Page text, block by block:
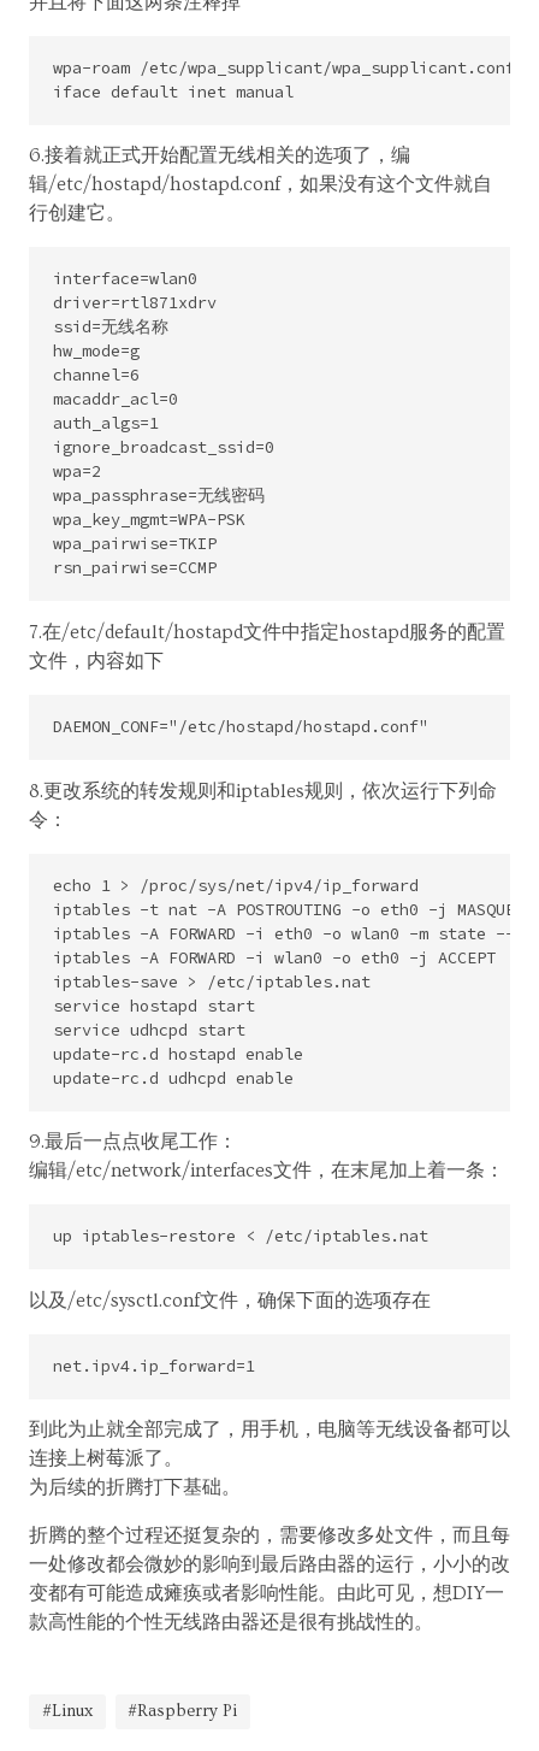
wpa-roam /etc/wpa_supplicant/wpa_supplicant.conf
6.接着就正式开始配置无线相关的选项了，编
辑/etc/hostapd/hostapd.conf，如果没有这个文件就自
行创建它。
interface=wlan0
driver=rtl871xdrv
ssid=无线名称
hw_mode=g
channel=6
macaddr_acl=0
auth_algs=1
ignore_broadcast_ssid=0
wpa=2
wpa_passphrase=无线密码
wpa_key_mgmt=WPA-PSK
wpa_pairwise=TKIP
7.在/etc/default/hostapd文件中指定hostapd服务的配置
文件，内容如下
8.更改系统的转发规则和iptables规则，依次运行下列命
令：
echo 1 > /proc/sys/net/ipv4/ip_forward
iptables -t nat -A POSTROUTING -o eth0 -j
iptables -A FORWARD -i eth0 -o wlan0 -m state --state
iptables -A FORWARD -i wlan0 -o eth0 -j ACCEPT
iptables-save > /etc/iptables.nat
service hostapd start
service udhcpd start
update-rc.d hostapd enable
9.最后一点点收尾工作：
编辑/etc/network/interfaces文件，在末尾加上着一条：
以及/etc/sysctl.conf文件，确保下面的选项存在
到此为止就全部完成了，用手机，电脑等无线设备都可以
连接上树莓派了。
为后续的折腾打下基础。
折腾的整个过程还挺复杂的，需要修改多处文件，而且每
一处修改都会微妙的影响到最后路由器的运行，小小的改
变都有可能造成瘫痪或者影响性能。由此可见，想DIY一
款高性能的个性无线路由器还是很有挑战性的。
#Linux #Raspberry Pi